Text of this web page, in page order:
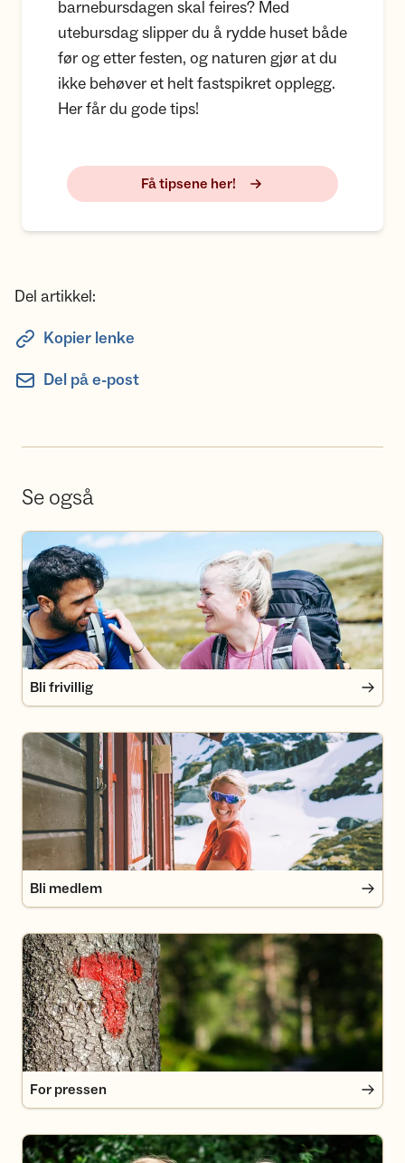
barnebursdagen skal feires? Med
utebursdag slipper du å rydde huset både
før og etter festen, og naturen gjør at du
ikke behøver et helt fastspikret opplegg.
Her får du gode tips!
Få tipsene her!
Del artikkel:
Kopier lenke
Del på e-post
Se også
Bli frivillig
Bli frivillig
Bli medlem
Bli medlem
For pressen
For pressen
Bli med Barnas Turlag på tur